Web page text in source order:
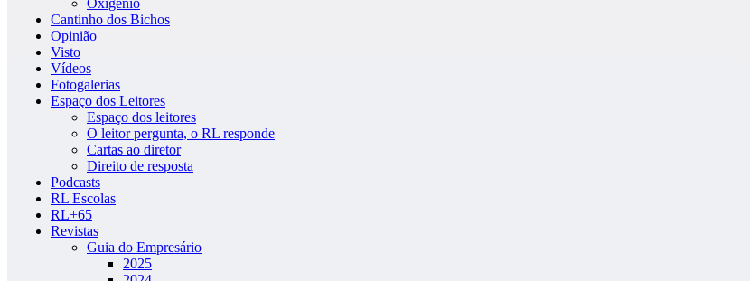
Cantinho dos Bichos
Opinião
Visto
Vídeos
Fotogalerias
Espaço dos Leitores
Espaço dos leitores
O leitor pergunta, o RL responde
Cartas ao diretor
Direito de resposta
Podcasts
RL Escolas
RL+65
Revistas
Guia do Empresário
2025